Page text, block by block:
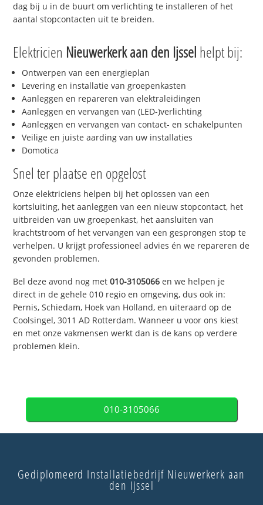
dag bij u in de buurt om verlichting te installeren of het
aantal stopcontacten uit te breiden.
Elektricien Nieuwerkerk aan den Ijssel helpt bij:
Ontwerpen van een energieplan
Levering en installatie van groepenkasten
Aanleggen en repareren van elektraleidingen
Aanleggen en vervangen van (LED-)verlichting
Aanleggen en vervangen van contact- en schakelpunten
Veilige en juiste aarding van uw installaties
Domotica
Snel ter plaatse en opgelost
Onze elektriciens helpen bij het oplossen van een
kortsluiting, het aanleggen van een nieuw stopcontact, het
uitbreiden van uw groepenkast, het aansluiten van
krachtstroom of het vervangen van een gesprongen stop te
verhelpen. U krijgt professioneel advies én we repareren de
gevonden problemen.
Bel deze avond nog met010-3105066 en we helpen je
direct in de gehele 010 regio en omgeving, dus ook in:
Pernis, Schiedam, Hoek van Holland, en uiteraard op de
Coolsingel, 3011 AD Rotterdam. Wanneer u voor ons kiest
en met onze vakmensen werkt dan is de kans op verdere
problemen klein.
010-3105066
Gediplomeerd Installatiebedrijf Nieuwerkerk aan
den Ijssel